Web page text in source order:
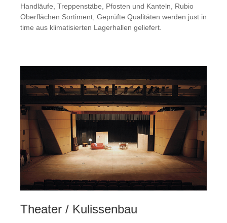
Handläufe, Treppenstäbe, Pfosten und Kanteln, Rubio
Oberflächen Sortiment, Geprüfte Qualitäten werden just in
time aus klimatisierten Lagerhallen geliefert.
Theater / Kulissenbau